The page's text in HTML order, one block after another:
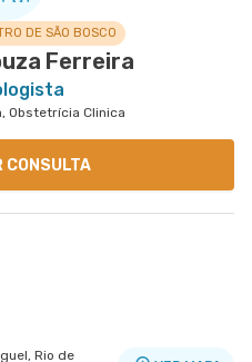
DE SÃO BOSCO
Ferreira
Obstetrícia Clinica
CONSULTA
Rio de